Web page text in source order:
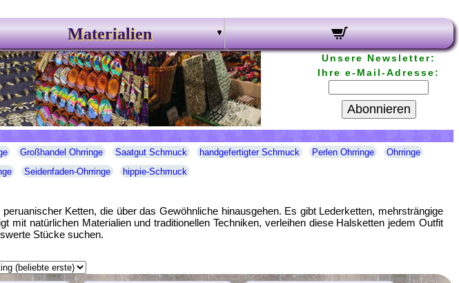
Materialien
Unsere Newsletter:
Ihre e-Mail-Adresse:
Abonnieren
Großhandel Ohrringe Saatgut Schmuck handgefertigter Schmuck Perlen Ohrringe
Ohrringe
Seidenfaden-Ohrringe
hippie-Schmuck
Ketten, die über das Gewöhnliche hinausgehen. Es gibt Lederketten, mehrsträngige
natürlichen Materialien und traditionellen Techniken, verleihen diese Halsketten jedem Outfit
Stücke suchen.